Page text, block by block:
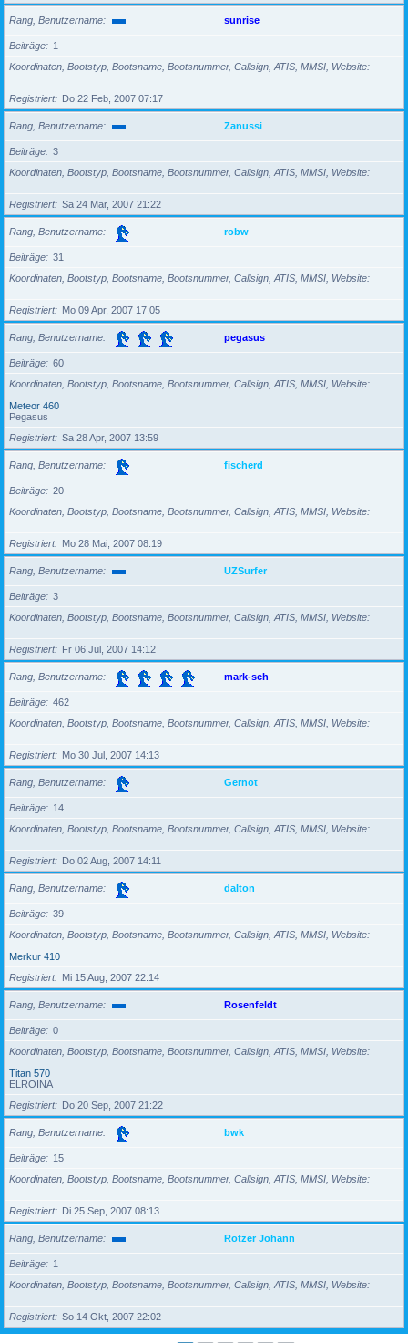
Rang, Benutzername sunrise
Beiträge
1
Koordinaten, Bootstyp, Bootsname, Bootsnummer, Callsign, ATIS, MMSI, Website
Registriert Do 22 Feb, 2007 07:17
Rang, Benutzername Zanussi
Beiträge
3
Koordinaten, Bootstyp, Bootsname, Bootsnummer, Callsign, ATIS, MMSI, Website
Registriert Sa 24 Mär, 2007 21:22
Rang, Benutzername robw
Beiträge
31
Koordinaten, Bootstyp, Bootsname, Bootsnummer, Callsign, ATIS, MMSI, Website
Registriert Mo 09 Apr, 2007 17:05
Rang, Benutzername pegasus
Beiträge
60
Koordinaten, Bootstyp, Bootsname, Bootsnummer, Callsign, ATIS, MMSI, Website
Meteor 460
Pegasus
Registriert
Sa 28 Apr, 2007 13:59
Rang, Benutzername fischerd
Beiträge
20
Koordinaten, Bootstyp, Bootsname, Bootsnummer, Callsign, ATIS, MMSI, Website
Registriert Mo 28 Mai, 2007 08:19
Rang, Benutzername UZSurfer
Beiträge
3
Koordinaten, Bootstyp, Bootsname, Bootsnummer, Callsign, ATIS, MMSI, Website
Registriert Fr 06 Jul, 2007 14:12
Rang, Benutzername mark-sch
Beiträge
462
Koordinaten, Bootstyp, Bootsname, Bootsnummer, Callsign, ATIS, MMSI, Website
Registriert Mo 30 Jul, 2007 14:13
Rang, Benutzername Gernot
Beiträge
14
Koordinaten, Bootstyp, Bootsname, Bootsnummer, Callsign, ATIS, MMSI, Website
Registriert Do 02 Aug, 2007 14:11
Rang, Benutzername dalton
Beiträge
39
Koordinaten, Bootstyp, Bootsname, Bootsnummer, Callsign, ATIS, MMSI, Website
Merkur 410
Registriert
Mi 15 Aug, 2007 22:14
Rang, Benutzername Rosenfeldt
Beiträge
0
Koordinaten, Bootstyp, Bootsname, Bootsnummer, Callsign, ATIS, MMSI, Website
Titan 570
ELROINA
Registriert
Do 20 Sep, 2007 21:22
Rang, Benutzername bwk
Beiträge
15
Koordinaten, Bootstyp, Bootsname, Bootsnummer, Callsign, ATIS, MMSI, Website
Registriert Di 25 Sep, 2007 08:13
Rang, Benutzername Rötzer Johann
Beiträge
1
Koordinaten, Bootstyp, Bootsname, Bootsnummer, Callsign, ATIS, MMSI, Website
Registriert So 14 Okt, 2007 22:02